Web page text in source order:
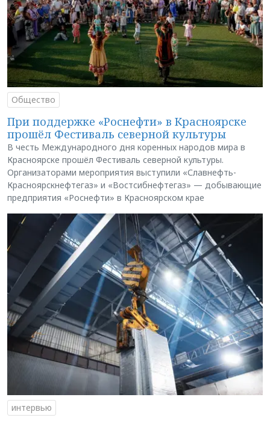
Общество
При поддержке «Роснефти» в Красноярске
прошёл Фестиваль северной культуры
В честь Международного дня коренных народов мира в
Красноярске прошёл Фестиваль северной культуры.
Организаторами мероприятия выступили «Славнефть-
Красноярскнефтегаз» и «Востсибнефтегаз» — добывающие
предприятия «Роснефти» в Красноярском крае
интервью